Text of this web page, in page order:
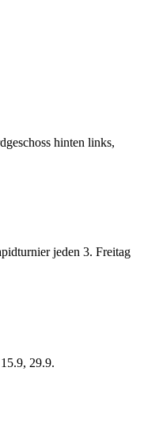
hinten links,
jeden 3. Freitag
29.9.